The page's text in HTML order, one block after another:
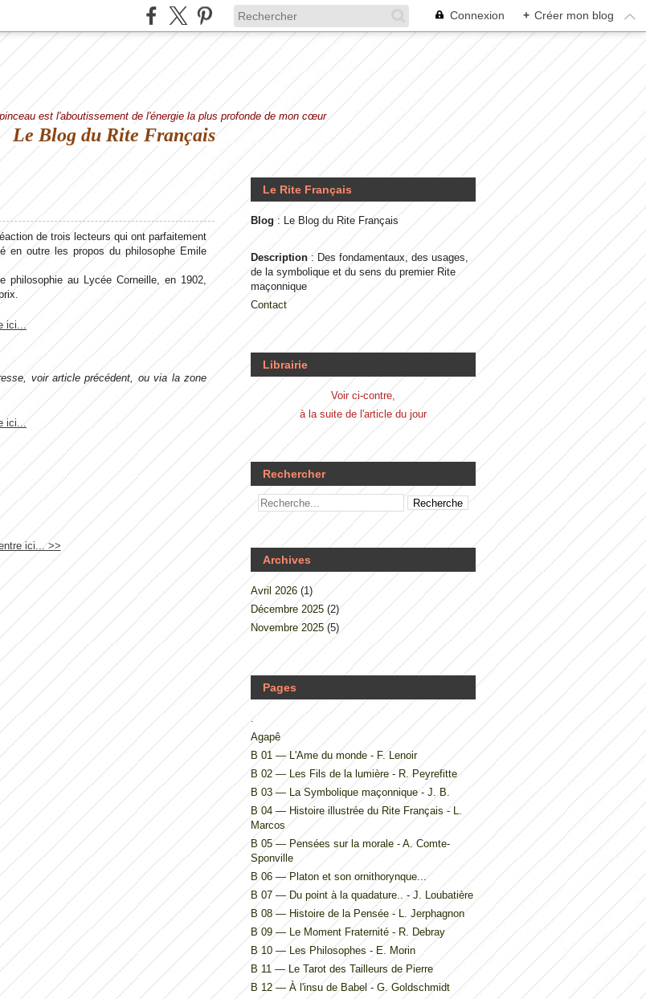
Connexion + Créer mon blog
est l'aboutissement de l'énergie la plus profonde de mon cœur
Le Blog du Rite Français
de trois lecteurs qui ont parfaitement
en outre les propos du philosophe Emile
philosophie au Lycée Corneille, en 1902,
voir article précédent, ou via la zone
ici... >>
Le Rite Français
Blog : Le Blog du Rite Français
Description : Des fondamentaux, des usages,
de la symbolique et du sens du premier Rite
maçonnique
Contact
Librairie
Voir ci-contre,
à la suite de l'article du jour
Rechercher
Archives
Avril 2026 (1)
Décembre 2025 (2)
Novembre 2025 (5)
Pages
.
Agapê
B 01 — L'Ame du monde - F. Lenoir
B 02 — Les Fils de la lumière - R. Peyrefitte
B 03 — La Symbolique maçonnique - J. B.
B 04 — Histoire illustrée du Rite Français - L.
Marcos
B 05 — Pensées sur la morale - A. Comte-
Sponville
B 06 — Platon et son ornithorynque...
B 07 — Du point à la quadature.. - J. Loubatière
B 08 — Histoire de la Pensée - L. Jerphagnon
B 09 — Le Moment Fraternité - R. Debray
B 10 — Les Philosophes - E. Morin
B 11 — Le Tarot des Tailleurs de Pierre
B 12 — À l'insu de Babel - G. Goldschmidt